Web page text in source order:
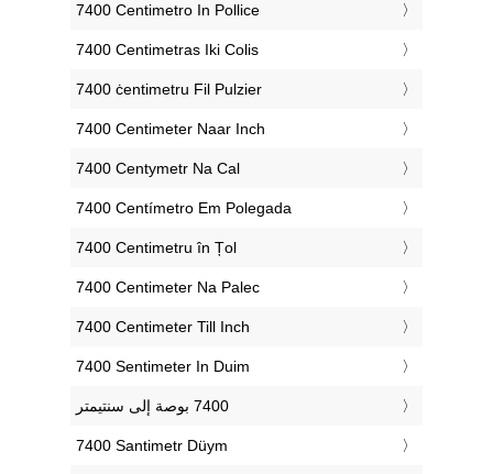
‎7400 Centimetro In Pollice
‎7400 Centimetras Iki Colis
‎7400 ċentimetru Fil Pulzier
‎7400 Centimeter Naar Inch
‎7400 Centymetr Na Cal
‎7400 Centímetro Em Polegada
‎7400 Centimetru în Țol
‎7400 Centimeter Na Palec
‎7400 Centimeter Till Inch
‎7400 Sentimeter In Duim
‎7400 Santimetr Düym